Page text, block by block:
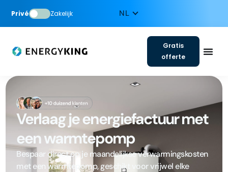
Privé Zakelijk
Gratis
offerte
Verlaag je energiefactuur met
een warmtepomp
Bespaar direct op je maandelijkse verwarmingskosten
met een warmtepomp, geschikt voor vrijwel elke